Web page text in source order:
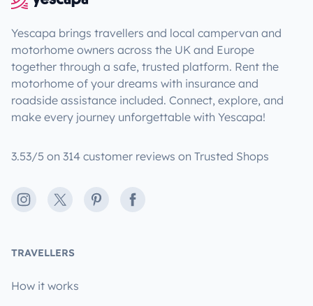
Yescapa brings travellers and local campervan and
motorhome owners across the UK and Europe
together through a safe, trusted platform. Rent the
motorhome of your dreams with insurance and
roadside assistance included. Connect, explore, and
make every journey unforgettable with Yescapa!
3.53/5 on 314 customer reviews on Trusted Shops
Instagram
X PinterestFacebook
TRAVELLERS
How it works